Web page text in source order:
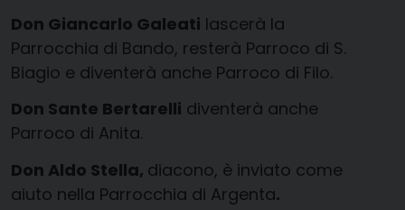
Don Giancarlo Galeati lascerà la
Parrocchia di Bando, resterà Parroco di S.
Biagio e diventerà anche Parroco di Filo.
Don Sante Bertarelli diventerà anche
Parroco di Anita.
Don Aldo Stella, diacono, è inviato come
aiuto nella Parrocchia di Argenta.